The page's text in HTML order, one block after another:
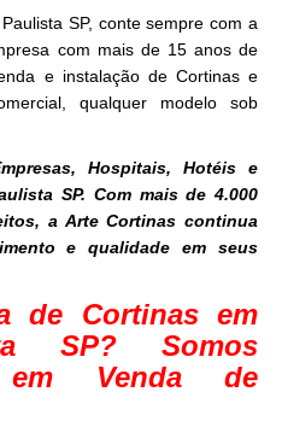
SP, conte sempre com a
com mais de 15 anos de
e instalação de Cortinas e
qualquer modelo sob
Hospitais, Hotéis e
SP. Com mais de 4.000
a Arte Cortinas continua
e qualidade em seus
de Cortinas em
SP? Somos
em Venda de